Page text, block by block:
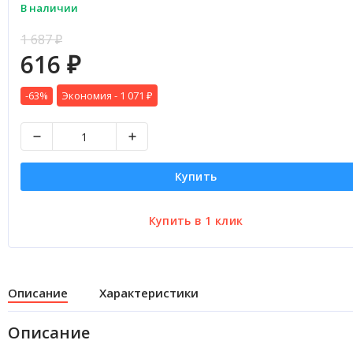
В наличии
1 687₽
616 ₽
-63% Экономия - 1 071 ₽
Купить
Описание Характеристики
Описание